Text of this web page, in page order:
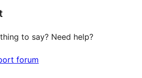
to say? Need help?
forum